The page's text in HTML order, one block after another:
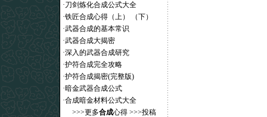
·刀剑炼化合成公式大全
·铁匠合成心得（上）
（下）
·武器合成的基本常识
·武器合成大揭密
·深入的武器合成研究
·护符合成完全攻略
·护符合成揭密(完整版)
·暗金武器合成公式
·合成暗金材料公式大全
>>>更多合成心得 >>>投稿